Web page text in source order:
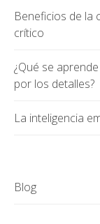
Beneficios de la
crítico
¿Qué se
por los detalles?
La inteligencia
Blog